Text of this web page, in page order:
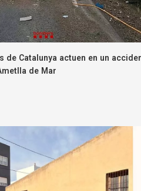
de Catalunya actuen en un
de Mar